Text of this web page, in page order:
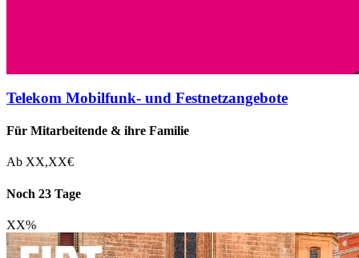
Telekom Mobilfunk- und Festnetzangebote
Für Mitarbeitende & ihre Familie
Ab XX,XX€
Noch 23 Tage
XX%